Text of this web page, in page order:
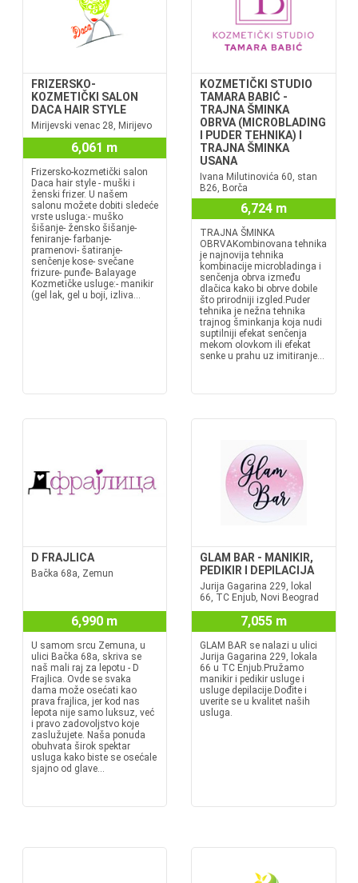
FRIZERSKO-
KOZMETIČKI SALON
DACA HAIR STYLE
Mirijevski venac 28, Mirijevo
6,061 m
Frizersko-kozmetički salon
Daca hair style - muški i
ženski frizer. U našem
salonu možete dobiti sledeće
vrste usluga:- muško
šišanje- žensko šišanje-
feniranje- farbanje-
pramenovi- šatiranje-
senčenje kose- svečane
frizure- punđe- Balayage
Kozmetičke usluge:- manikir
(gel lak, gel u boji, izliva...
KOZMETIČKI STUDIO
TAMARA BABIĆ -
TRAJNA ŠMINKA
OBRVA (MICROBLADING
I PUDER TEHNIKA) I
TRAJNA ŠMINKA
USANA
Ivana Milutinovića 60, stan
B26, Borča
6,724 m
TRAJNA ŠMINKA
OBRVAKombinovana tehnika
je najnovija tehnika
kombinacije microbladinga i
senčenja obrva između
dlačica kako bi obrve dobile
što prirodniji izgled.Puder
tehnika je nežna tehnika
trajnog šminkanja koja nudi
suptilniji efekat senčenja
mekom olovkom ili efekat
senke u prahu uz imitiranje...
D FRAJLICA
Bačka 68a, Zemun
6,990 m
U samom srcu Zemuna, u
ulici Bačka 68a, skriva se
naš mali raj za lepotu - D
Frajlica. Ovde se svaka
dama može osećati kao
prava frajlica, jer kod nas
lepota nije samo luksuz, već
i pravo zadovoljstvo koje
zaslužujete. Naša ponuda
obuhvata širok spektar
usluga kako biste se osećale
sjajno od glave...
GLAM BAR - MANIKIR,
PEDIKIR I DEPILACIJA
Jurija Gagarina 229, lokal
66, TC Enjub, Novi Beograd
7,055 m
GLAM BAR se nalazi u ulici
Jurija Gagarina 229, lokala
66 u TC Enjub.Pružamo
manikir i pedikir usluge i
usluge depilacije.Dođite i
uverite se u kvalitet naših
usluga.